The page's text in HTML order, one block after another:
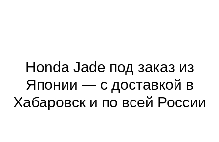
Honda Jade под заказ из
Японии — с доставкой в
Хабаровск и по всей России